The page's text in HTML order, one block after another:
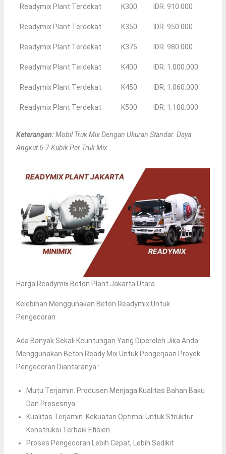
Readymix Plant Terdekat K300 IDR. 910.000
Readymix Plant Terdekat K350 IDR. 950.000
Readymix Plant Terdekat K375 IDR. 980.000
Readymix Plant Terdekat K400 IDR. 1.000.000
Readymix Plant Terdekat K450 IDR. 1.060.000
Readymix Plant Terdekat K500 IDR. 1.100.000
Keterangan:Mobil Truk Mix Dengan Ukuran Standar. Daya
Angkut 6-7 Kubik Per Truk Mix.
Harga Readymix Beton Plant Jakarta Utara
Kelebihan Menggunakan Beton Readymix Untuk
Pengecoran
Ada Banyak Sekali Keuntungan Yang Diperoleh Jika Anda
Menggunakan Beton Ready Mix Untuk Pengerjaan Proyek
Pengecoran Diantaranya :
Mutu Terjamin. Produsen Menjaga Kualitas Bahan Baku
Dan Prosesnya.
Kualitas Terjamin. Kekuatan Optimal Untuk Struktur
Konstruksi Terbaik Efisien.
Proses Pengecoran Lebih Cepat, Lebih Sedikit